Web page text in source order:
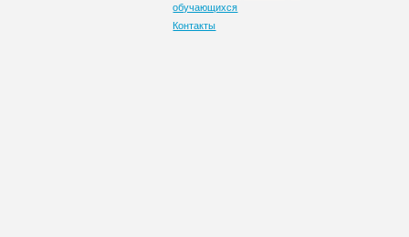
обучающихся
Контакты